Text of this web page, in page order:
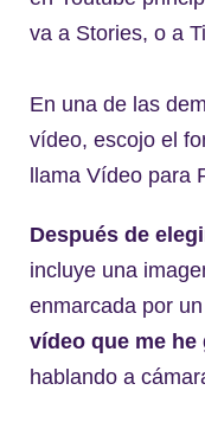
va a Stories, o a
En una de las
vídeo, escojo el
llama Vídeo para
Después de
incluye una
enmarcada por
vídeo que me
hablando a